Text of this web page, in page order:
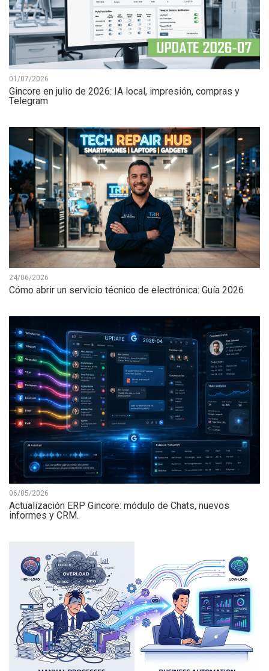
01/07/2026
Gincore en julio de 2026: IA local, impresión, compras y
Telegram
24/06/2026
Cómo abrir un servicio técnico de electrónica: Guía 2026
06/05/2026
Actualización ERP Gincore: módulo de Chats, nuevos
informes y CRM.